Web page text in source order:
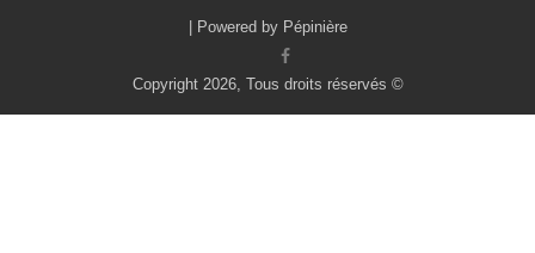
Powered byPépinière
|